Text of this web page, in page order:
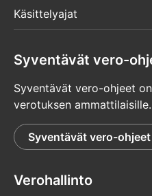
Käsittelyajat
Syventävät vero-
Syventävät vero-ohjeet
verotuksen ammattilaisille.
Syventävät vero-ohjeet
Verohallinto